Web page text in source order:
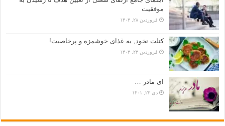
موفقیت
فروردین ۲۸, ۱۴۰۳
کتلت نخود, یه غذای خوشمزه و پرخاصیت!
فروردین ۲۳, ۱۴۰۳
ای مادر …
دی ۲۳, ۱۴۰۱